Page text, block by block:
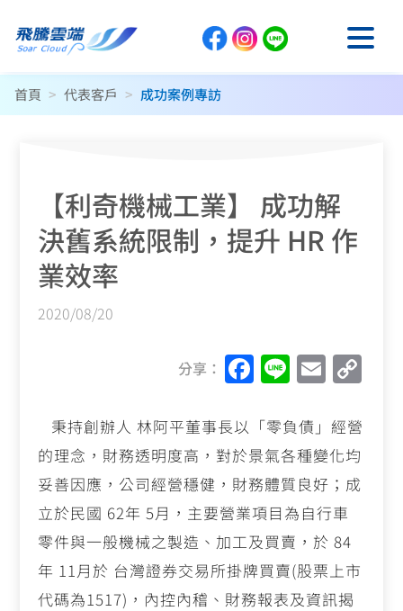
首頁 > 代表客戶 > 成功案例專訪
【利奇機械工業】 成功解
決舊系統限制，提升 HR 作
業效率
2020/08/20
分享： F
a
c
e
b
o
o
k
Li
n
e
E
m
ai
l
C
p
秉持創辦人 林阿平董事長以「零負債」經營
的理念，財務透明度高，對於景氣各種變化均
妥善因應，公司經營穩健，財務體質良好；成
立於民國 62年 5月，主要營業項目為自行車
零件與一般機械之製造、加工及買賣，於 84
年 11 月於 台灣證券交易所掛牌買賣(股票上市
代碼為1517) ，內控內稽、財務報表及資訊揭